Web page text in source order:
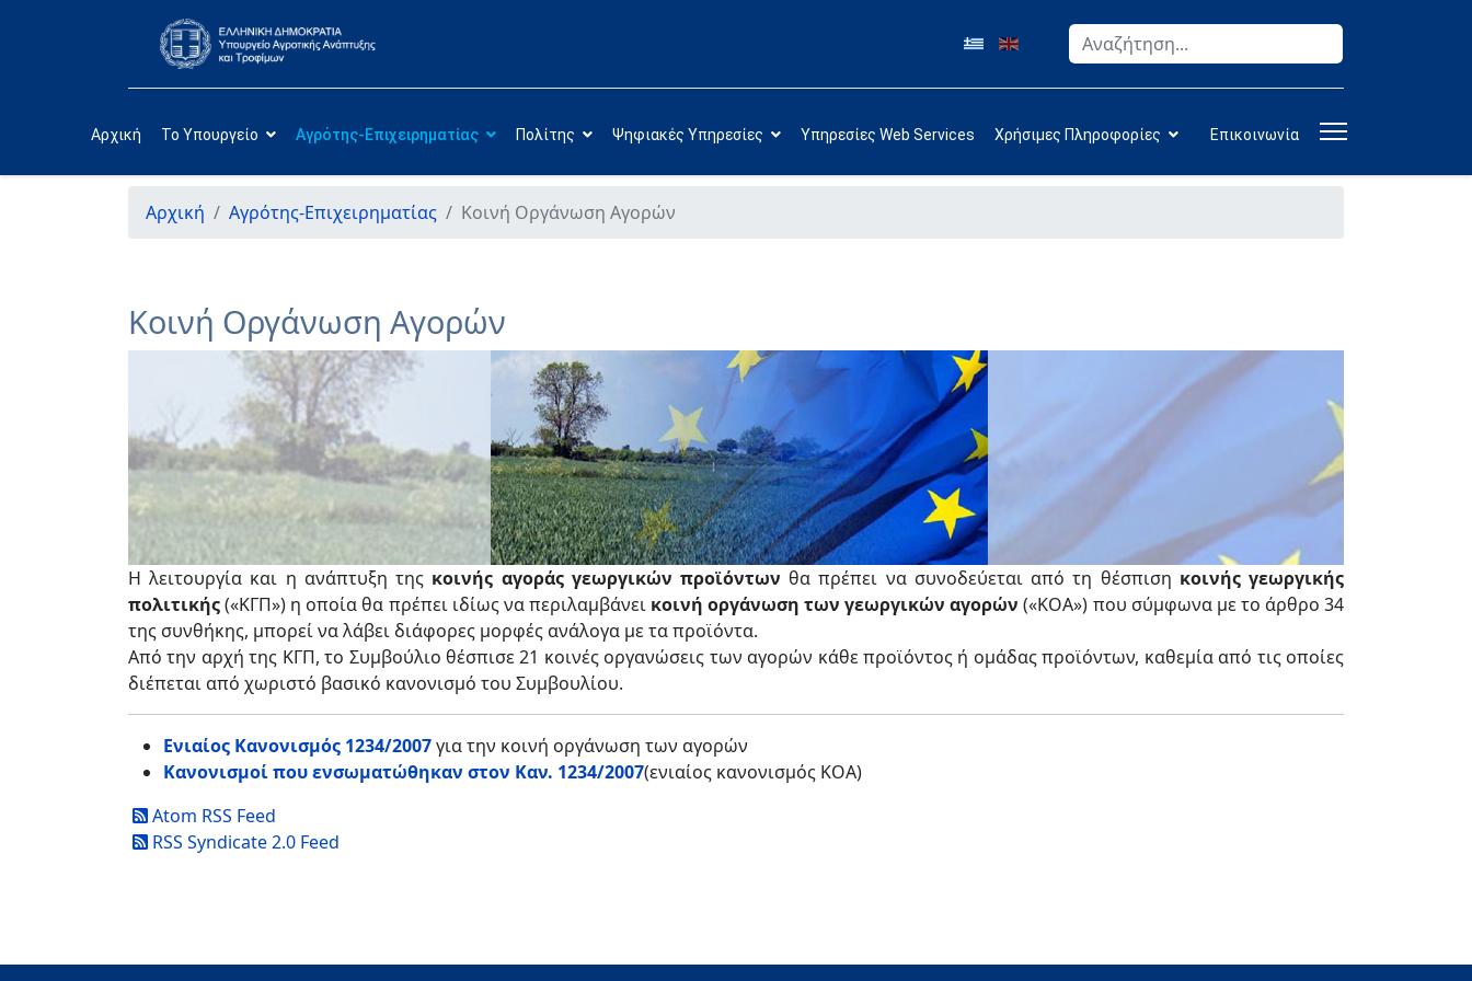
Αναζήτηση
Αρχική Το Υπουργείο Αγρότης-Επιχειρηματίας Πολίτης Ψηφιακές Υπηρεσίες Υπηρεσίες Web Services Χρήσιμες Πληροφορίες Επικοινωνία
Αρχική Αγρότης-Επιχειρηματίας Κοινή Οργάνωση Αγορών
Κοινή Οργάνωση Αγορών
Η λειτουργία και η ανάπτυξη της κοινής αγοράς γεωργικών προϊόντων θα πρέπει να συνοδεύεται από τη θέσπιση κοινής γεωργικής
πολιτικής(«ΚΓΠ») η οποία θα πρέπει ιδίως να περιλαμβάνει κοινή οργάνωση των γεωργικών αγορών («ΚΟΑ») που σύμφωνα με το άρθρο 34
της συνθήκης, μπορεί να λάβει διάφορες μορφές ανάλογα με τα προϊόντα.
Από την αρχή της ΚΓΠ, το Συμβούλιο θέσπισε 21 κοινές οργανώσεις των αγορών κάθε προϊόντος ή ομάδας προϊόντων, καθεμία από τις οποίες
διέπεται από χωριστό βασικό κανονισμό του Συμβουλίου.
Ενιαίος Κανονισμός 1234/2007για την κοινή οργάνωση των αγορών
Κανονισμοί που ενσωματώθηκαν στον Καν. 1234/2007(ενιαίος κανονισμός ΚΟΑ)
Atom RSS Feed
RSS Syndicate 2.0 Feed